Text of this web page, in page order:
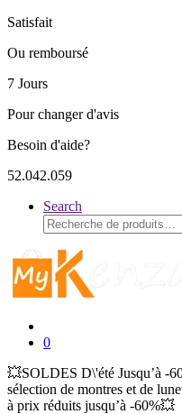
Satisfait
Ou remboursé
7 Jours
Pour changer d'avis
Besoin d'aide?
52.042.059
Search
Recherche
pour :
0
💥SOLDES D\'été Jusqu’à -
sélection de montres et de
à prix réduits jusqu’à -60%💥